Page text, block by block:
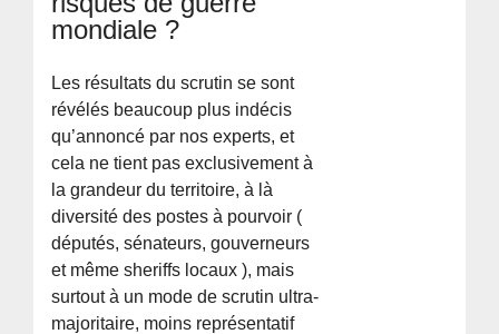
mondiale ?
Les résultats du scrutin se sont
révélés beaucoup plus indécis
qu’annoncé par nos experts, et
cela ne tient pas exclusivement à
la grandeur du territoire, à là
diversité des postes à pourvoir (
députés, sénateurs, gouverneurs
et même sheriffs locaux ), mais
surtout à un mode de scrutin ultra-
majoritaire, moins représentatif